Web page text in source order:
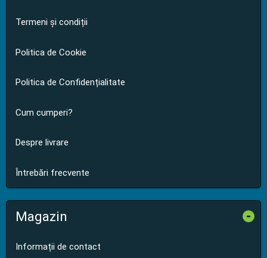
Termeni și condiții
Politica de Cookie
Politica de Confidențialitate
Cum cumperi?
Despre livrare
Întrebări frecvente
Magazin -
Informații de contact